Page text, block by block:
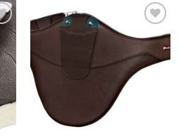
produkten
har
flera
De
olika
alternativen
kan
väljas
Add to
wishlist